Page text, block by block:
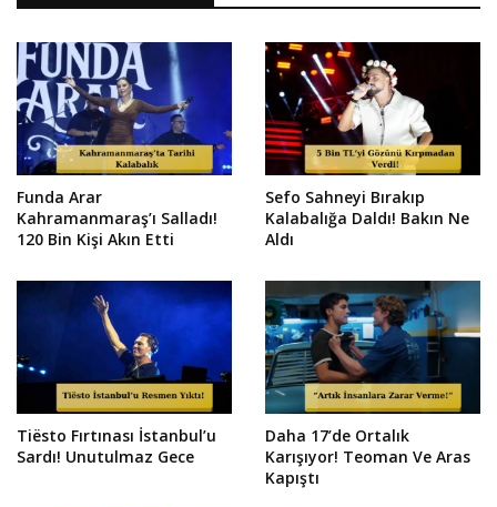
Funda Arar
Kahramanmaraş’ı Salladı!
120 Bin Kişi Akın Etti
Sefo Sahneyi Bırakıp
Kalabalığa Daldı! Bakın Ne
Aldı
Tiësto Fırtınası İstanbul’u
Sardı! Unutulmaz Gece
Daha 17’de Ortalık
Karışıyor! Teoman Ve Aras
Kapıştı